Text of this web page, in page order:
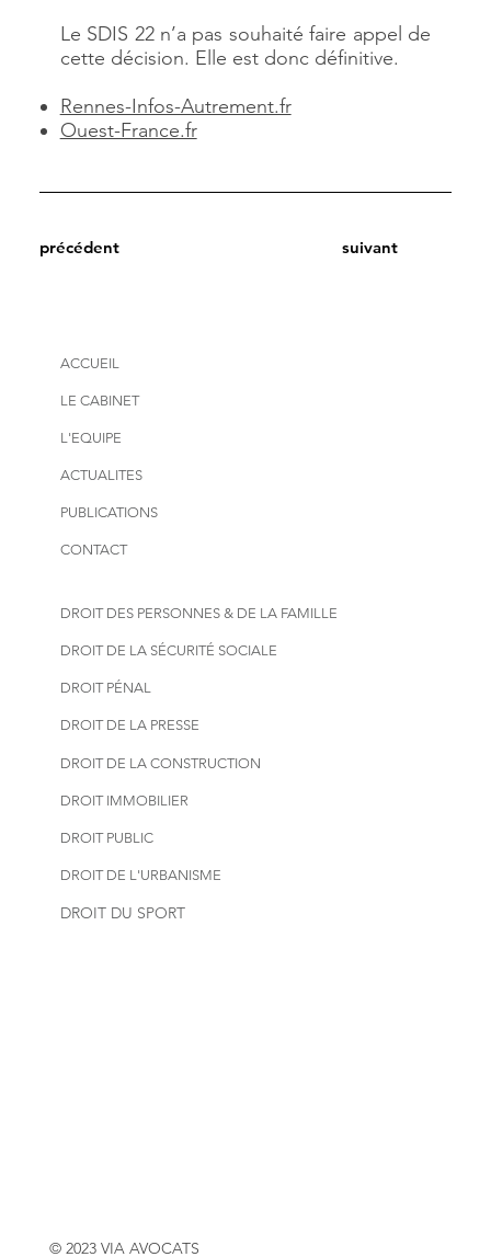
Le SDIS 22 n’a pas souhaité faire appel de
cette décision. Elle est donc définitive.
Rennes-Infos-Autrement.fr
Ouest-France.fr
précédent suivant
© 2023 VIA AVOCATS
ACCUEIL
LE CABINET
L'EQUIPE
ACTUALITES
PUBLICATIONS
CONTACT
DROIT DU SPORT
DROIT DES PERSONNES & DE LA FAMILLE
DROIT DE LA SÉCURITÉ SOCIALE
DROIT PÉNAL
DROIT DE LA PRESSE
DROIT DE LA CONSTRUCTION
DROIT IMMOBILIER
DROIT PUBLIC
DROIT DE L'URBANISME